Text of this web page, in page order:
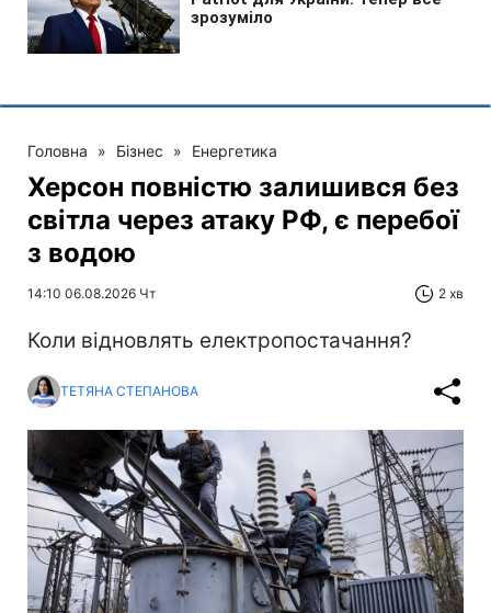
Головна » Бізнес » Енергетика
Херсон повністю залишився без
світла через атаку РФ, є перебої
з водою
14:10 06.08.2026 Чт 2 хв
Коли відновлять електропостачання?
ТЕТЯНА СТЕПАНОВА